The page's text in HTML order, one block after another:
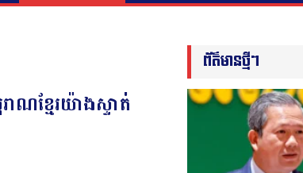
ណខ្មែរយ៉ាងស្ទាត់
ព័ត៌មានថ្មីៗ